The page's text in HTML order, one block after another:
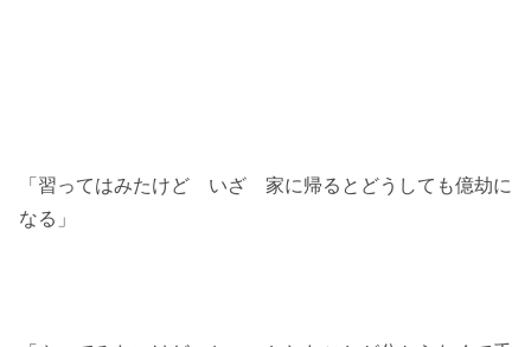
「習ってはみたけど いざ 家に帰るとどうしても億劫に
なる」